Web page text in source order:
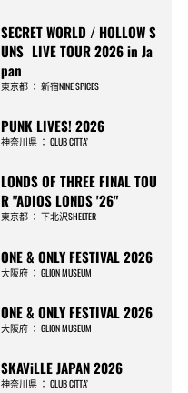
SECRET WORLD / HOLLOW S
UNS LIVE TOUR 2026 in Ja
pan
東京都 ：新宿NINE SPICES
PUNK LIVES! 2026
神奈川県 ：CLUB CITTA’
LONDS OF THREE FINAL TOU
R "ADIOS LONDS '26"
東京都 ：下北沢SHELTER
ONE & ONLY FESTIVAL 2026
大阪府 ：GLION MUSEUM
ONE & ONLY FESTIVAL 2026
大阪府 ：GLION MUSEUM
SKAViLLE JAPAN 2026
神奈川県 ：CLUB CITTA’